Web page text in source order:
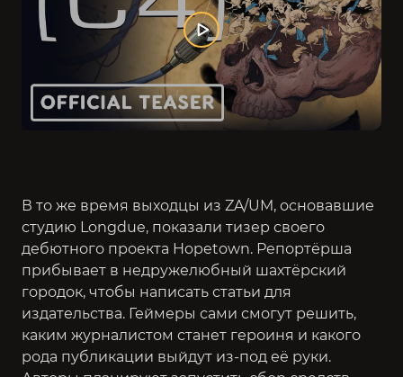
В то же время выходцы из ZA/UM, основавшие
студию Longdue, показали тизер своего
дебютного проекта Hopetown. Репортёрша
прибывает в недружелюбный шахтёрский
городок, чтобы написать статьи для
издательства. Геймеры сами смогут решить,
каким журналистом станет героиня и какого
рода публикации выйдут из-под её руки.